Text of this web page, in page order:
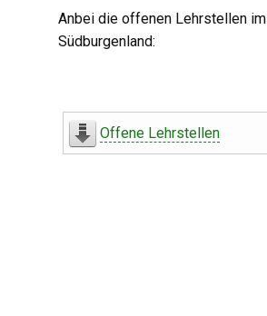
Anbei die offenen Lehrstellen im
Südburgenland:
Offene Lehrstellen